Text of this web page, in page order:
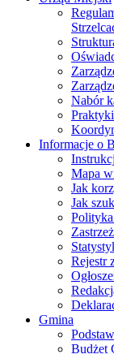
Nabór
Informacje o
Mapa
Jak
Jak
Rejestr
Gmina
Budżet